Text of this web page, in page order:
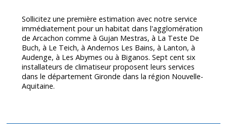
Sollicitez une première estimation avec notre service
immédiatement pour un habitat dans l'agglomération
de Arcachon comme à Gujan Mestras, à La Teste De
Buch, à Le Teich, à Andernos Les Bains, à Lanton, à
Audenge, à Les Abymes ou à Biganos. Sept cent six
installateurs de climatiseur proposent leurs services
dans le départementGironde dans la région Nouvelle-
Aquitaine.